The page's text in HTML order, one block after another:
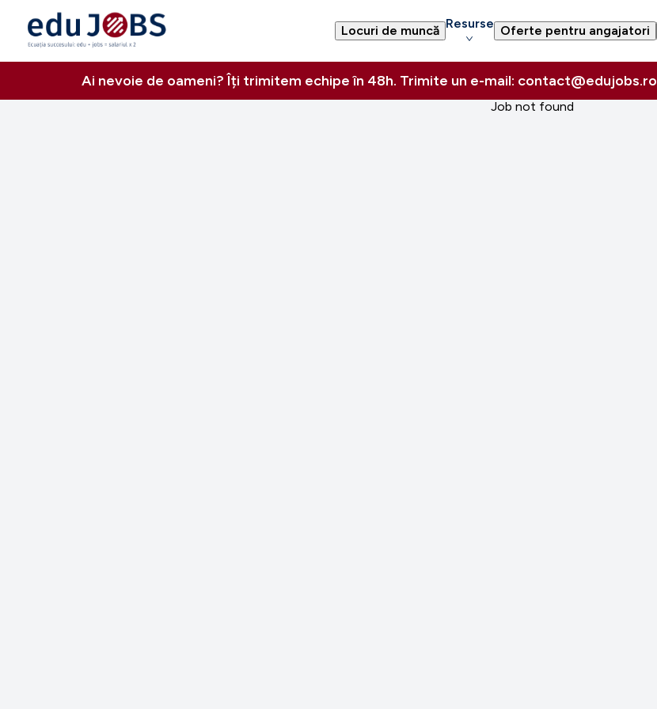
Locuri de muncă Resurse Oferte pentru angajatori
Ai nevoie de oameni? Îți trimitem echipe în 48h. Trimite un e-mail: contact@edujobs.ro
Job not found